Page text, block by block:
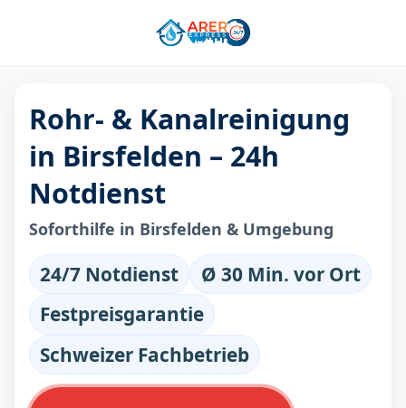
Rohr- & Kanalreinigung
in Birsfelden – 24h
Notdienst
Soforthilfe in Birsfelden & Umgebung
24/7 Notdienst
Ø 30 Min. vor Ort
Festpreisgarantie
Schweizer Fachbetrieb